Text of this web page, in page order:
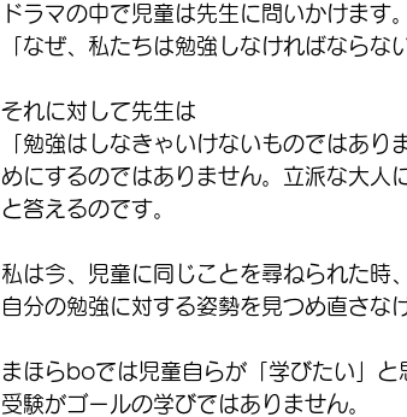
ドラマの中で児童は先生に問いかけます。
「なぜ、私たちは勉強しなければならな
それに対して先生は
「勉強はしなきゃいけないものではあ
めにするのではありません。立派な大人
と答えるのです。
私は今、児童に同じことを尋ねられた時
自分の勉強に対する姿勢を見つめ直さな
まほらboでは児童自らが「学びたい」と
受験がゴールの学びではありません。